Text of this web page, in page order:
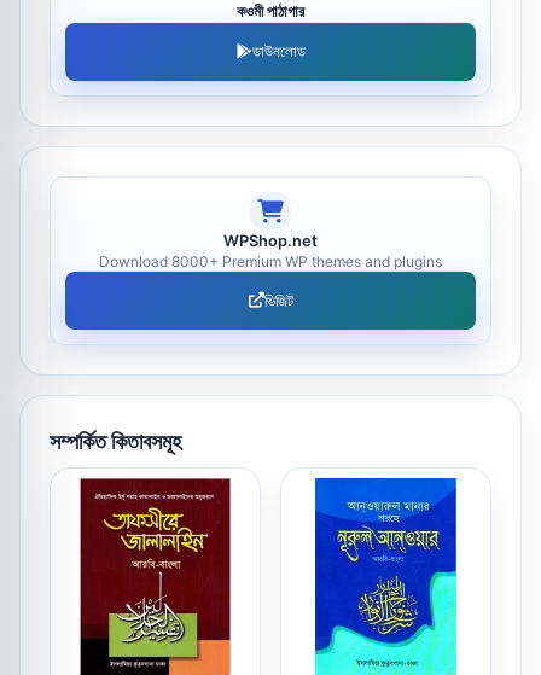
কওমী পাঠাগার
ডাউনলোড
WPShop.net
Download 8000+ Premium WP themes and plugins
ভিজিট
সম্পর্কিত কিতাবসমূহ